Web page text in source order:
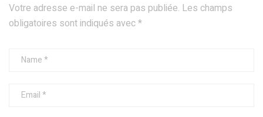
Votre adresse e-mail ne sera pas publiée. Les champs
obligatoires sont indiqués avec*